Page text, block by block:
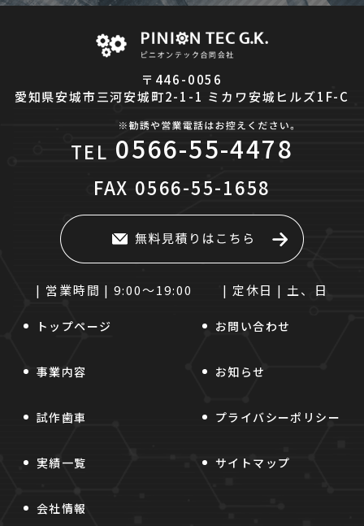
〒446-0056
愛知県安城市三河安城町2-1-1 ミカワ安城ヒルズ1F-C
TEL 0566-55-4478
FAX 0566-55-1658
| 営業時間 | 9:00～19:00 | 定休日 | 土、日
トップページ
事業内容
試作歯車
実績一覧
会社情報
お問い合わせ
お知らせ
プライバシーポリシー
サイトマップ